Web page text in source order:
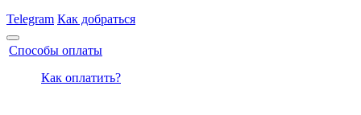
Telegram Как добраться
Способы оплаты
Как оплатить?